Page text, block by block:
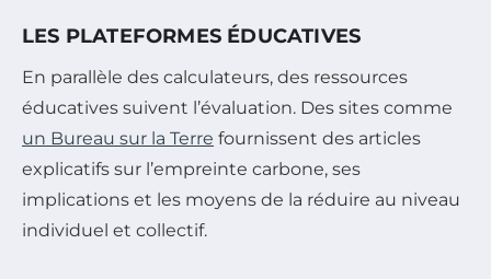
LES PLATEFORMES ÉDUCATIVES
En parallèle des calculateurs, des ressources
éducatives suivent l’évaluation. Des sites comme
un Bureau sur la Terre fournissent des articles
explicatifs sur l’empreinte carbone, ses
implications et les moyens de la réduire au niveau
individuel et collectif.